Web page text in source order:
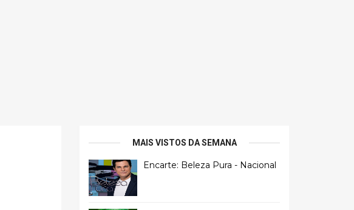
MAIS VISTOS DA SEMANA
Encarte: Beleza Pura - Nacional